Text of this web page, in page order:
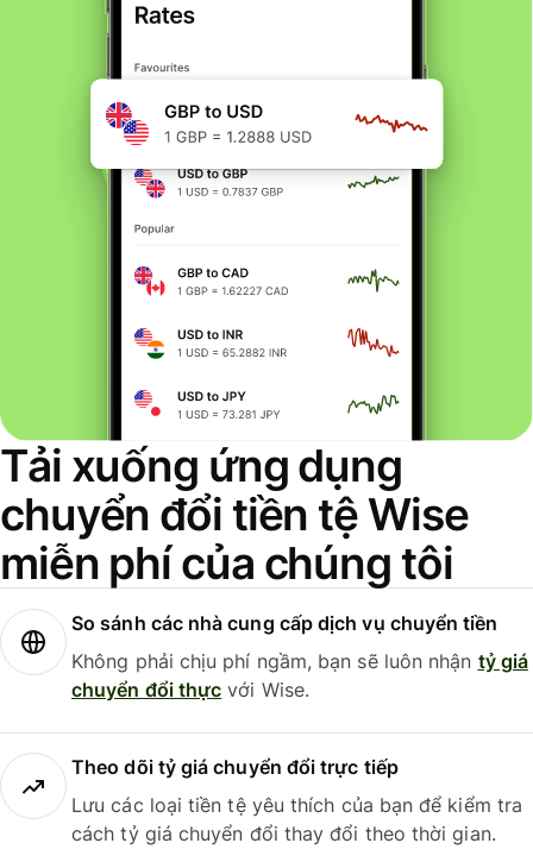
Tải xuống ứng dụng
chuyển đổi tiền tệ Wise
miễn phí của chúng tôi
So sánh các nhà cung cấp dịch vụ chuyển tiền
Không phải chịu phí ngầm, bạn sẽ luôn nhận tỷ giá
chuyển đổi thực với Wise.
Theo dõi tỷ giá chuyển đổi trực tiếp
Lưu các loại tiền tệ yêu thích của bạn để kiểm tra
cách tỷ giá chuyển đổi thay đổi theo thời gian.